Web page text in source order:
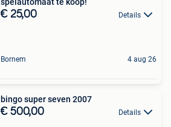
€ 25,00 Details
Bornem 4 aug 26
bingo super seven 2007
€ 500,00 Details